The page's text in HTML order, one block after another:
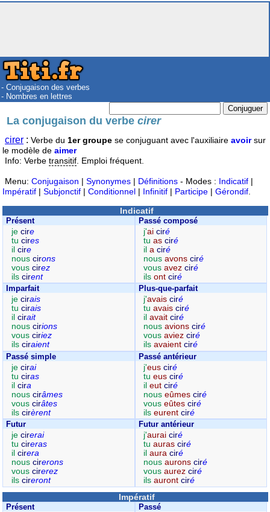
- Conjugaison des verbes
- Nombres en lettres
La conjugaison du verbecirer
cirer : Verbe du 1er groupe se conjuguant avec l'auxiliaire avoirsur
le modèle de aimer
Info: Verbe transitif . Emploi fréquent.
Menu: Conjugaison | Synonymes | Définitions - Modes : Indicatif |
Impératif | Subjonctif | Conditionnel | Infinitif | Participe | Gérondif
Indicatif
Présent
je cire
tu cires
il cire
nous cirons
vous cirez
ils cirent
Passé composé
j'ai ciré
tuas ciré
ila ciré
nousavons ciré
vousavez ciré
ilsont ciré
Imparfait
je cirais
tu cirais
il cirait
nous cirions
vous ciriez
ils ciraient
Plus-que-parfait
j'avais ciré
tuavais ciré
ilavait ciré
nousavions ciré
vousaviez ciré
ilsavaient ciré
Passé simple
je cirai
tu ciras
il cira
nous cirâmes
vous cirâtes
ils cirèrent
Passé antérieur
j'eus ciré
tueus ciré
ileut ciré
nouseûmes ciré
vouseûtes ciré
ilseurent ciré
Futur
je cirerai
tu cireras
il cirera
nous cirerons
vous cirerez
ils cireront
Futur antérieur
j'aurai ciré
tuauras ciré
ilaura ciré
nousaurons ciré
vousaurez ciré
ilsauront ciré
Impératif
Présent
Passé